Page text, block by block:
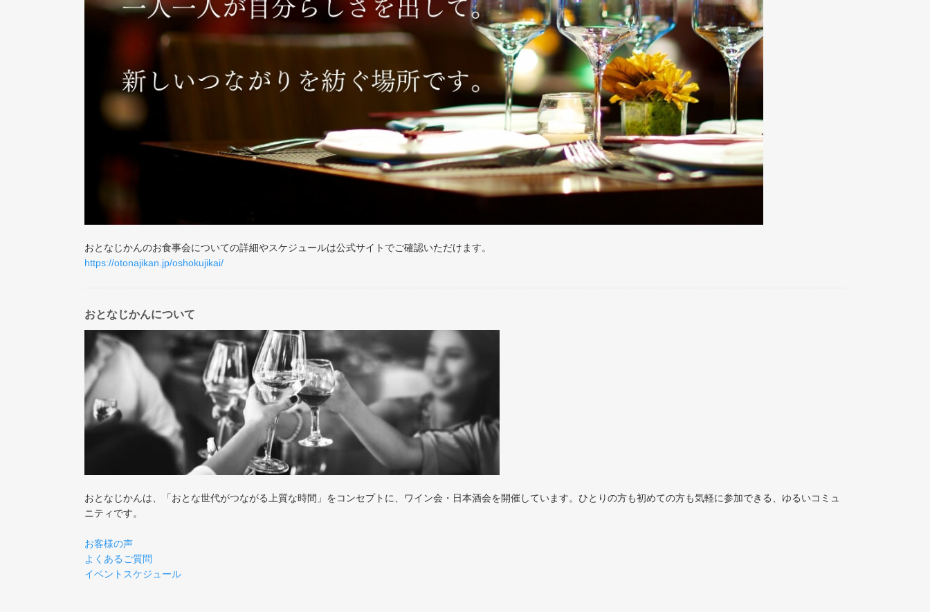
おとなじかんのお食事会についての詳細やスケジュールは公式サイトでご確認いただけます。
https://otonajikan.jp/oshokujikai/
おとなじかんについて
おとなじかんは、「おとな世代がつながる上質な時間」をコンセプトに、ワイン会・日本酒会を開催しています。ひとりの方も初めての方も気軽に参加できる、ゆるいコミュ
ニティです。
お客様の声
よくあるご質問
イベントスケジュール